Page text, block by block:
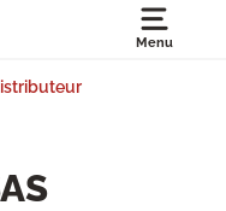
Menu